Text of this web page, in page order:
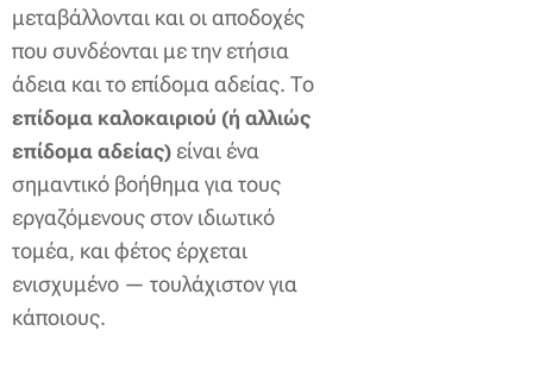
μεταβάλλονται και οι αποδοχές
που συνδέονται με την ετήσια
άδεια και το επίδομα αδείας. Το
επίδομα καλοκαιριού (ή αλλιώς
επίδομα αδείας) είναι ένα
σημαντικό βοήθημα για τους
εργαζόμενους στον ιδιωτικό
τομέα, και φέτος έρχεται
ενισχυμένο — τουλάχιστον για
κάποιους.